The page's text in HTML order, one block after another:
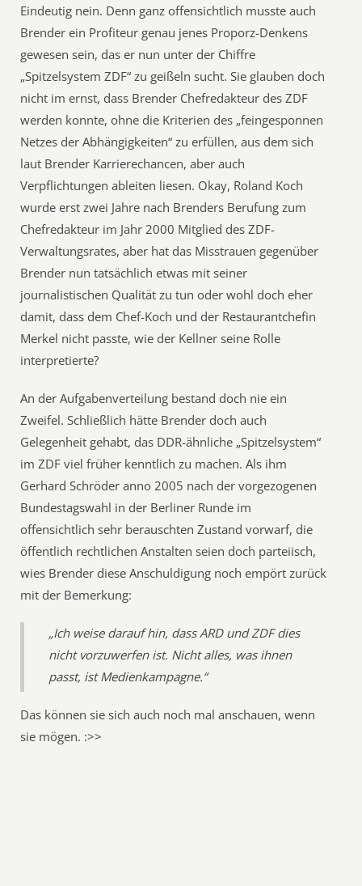
Eindeutig nein. Denn ganz offensichtlich musste auch
Brender ein Profiteur genau jenes Proporz-Denkens
gewesen sein, das er nun unter der Chiffre
„Spitzelsystem ZDF“ zu geißeln sucht. Sie glauben doch
nicht im ernst, dass Brender Chefredakteur des ZDF
werden konnte, ohne die Kriterien des „feingesponnen
Netzes der Abhängigkeiten“ zu erfüllen, aus dem sich
laut Brender Karrierechancen, aber auch
Verpflichtungen ableiten liesen. Okay, Roland Koch
wurde erst zwei Jahre nach Brenders Berufung zum
Chefredakteur im Jahr 2000 Mitglied des ZDF-
Verwaltungsrates, aber hat das Misstrauen gegenüber
Brender nun tatsächlich etwas mit seiner
journalistischen Qualität zu tun oder wohl doch eher
damit, dass dem Chef-Koch und der Restaurantchefin
Merkel nicht passte, wie der Kellner seine Rolle
interpretierte?
An der Aufgabenverteilung bestand doch nie ein
Zweifel. Schließlich hätte Brender doch auch
Gelegenheit gehabt, das DDR-ähnliche „Spitzelsystem“
im ZDF viel früher kenntlich zu machen. Als ihm
Gerhard Schröder anno 2005 nach der vorgezogenen
Bundestagswahl in der Berliner Runde im
offensichtlich sehr berauschten Zustand vorwarf, die
öffentlich rechtlichen Anstalten seien doch parteiisch,
wies Brender diese Anschuldigung noch empört zurück
mit der Bemerkung:
„Ich weise darauf hin, dass ARD und ZDF dies
nicht vorzuwerfen ist. Nicht alles, was ihnen
passt, ist Medienkampagne.“
Das können sie sich auch noch mal anschauen, wenn
sie mögen. :>>